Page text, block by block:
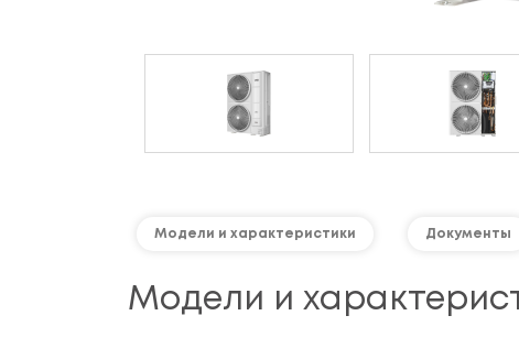
Модели и характеристики Документы
Модели и